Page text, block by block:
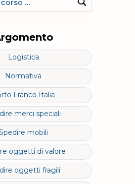
Cerca
Logistica
Normativa
Franco Italia
merci speciali
mobili
oggetti di valore
oggetti fragili